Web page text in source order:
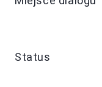
Status